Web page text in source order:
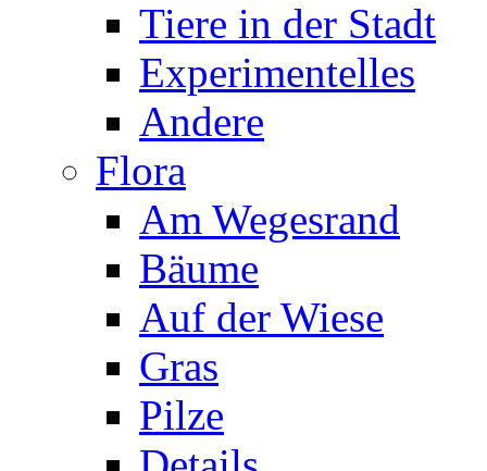
Tiere in der Stadt
Experimentelles
Andere
Flora
Am Wegesrand
Bäume
Auf der Wiese
Gras
Pilze